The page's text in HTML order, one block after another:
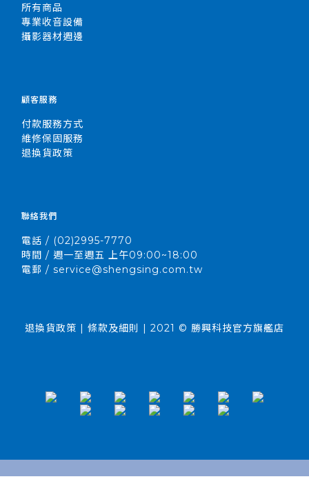
所有商品
專業收音設備
攝影器材週邊
顧客服務
付款服務方式
維修保固服務
退換貨政策
聯絡我們
電話 / (02)2995-7770
時間 / 週一至週五 上午09:00~18:00
電郵 / service@shengsing.com.tw
退換貨政策 | 條款及細則 | 2021 © 勝興科技官方旗艦店